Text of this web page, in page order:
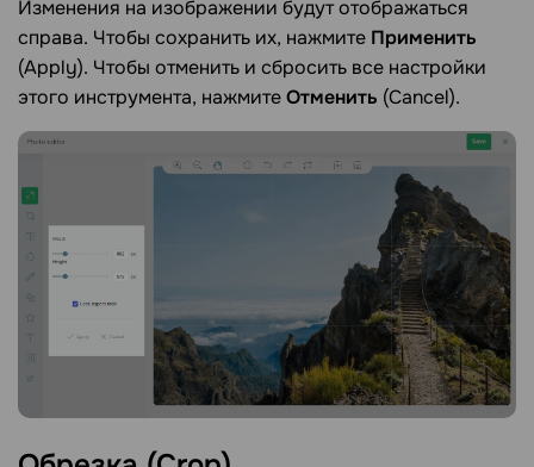
Изменения на изображении будут отображаться
справа. Чтобы сохранить их, нажмите Применить
(Apply). Чтобы отменить и сбросить все настройки
этого инструмента, нажмитеОтменить (Cancel).